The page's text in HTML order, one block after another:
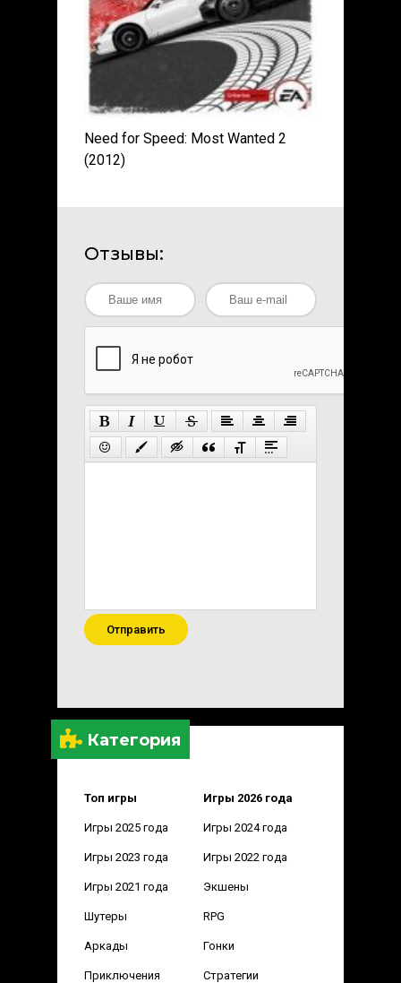
Категория
Топ игры Игры 2026 года
Игры 2025 года Игры 2024 года
Игры 2023 года Игры 2022 года
Игры 2021 года Экшены
Шутеры RPG
Аркады Гонки
Приключения Стратегии
Need for Speed: Most Wanted 2
(2012)
Отзывы:
Отправить